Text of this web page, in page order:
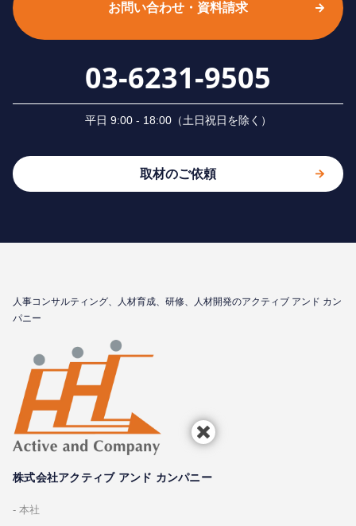
お問い合わせ・資料請求
03-6231-9505
平⽇ 9:00 - 18:00（⼟⽇祝⽇を除く）
取材のご依頼
⼈事コンサルティング、⼈材育成、研修、⼈材開発のアクティブ アンド カン
パニー
株式会社アクティブ アンド カンパニー
本社